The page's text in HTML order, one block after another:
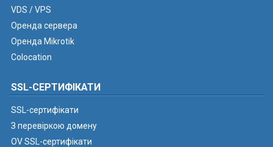
VDS / VPS
Оренда сервера
Оренда Mikrotik
Colocation
SSL-СЕРТИФІКАТИ
SSL-сертифікати
З перевіркою домену
OV SSL-сертифікати